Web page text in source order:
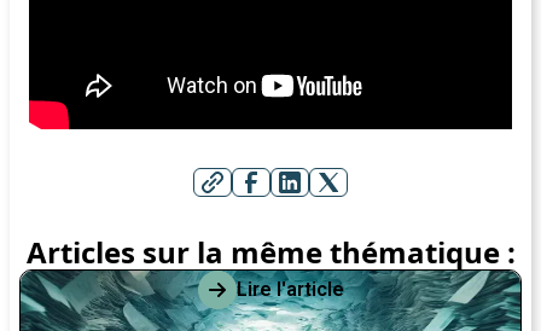
Articles sur la même thématique :
Lire l'article